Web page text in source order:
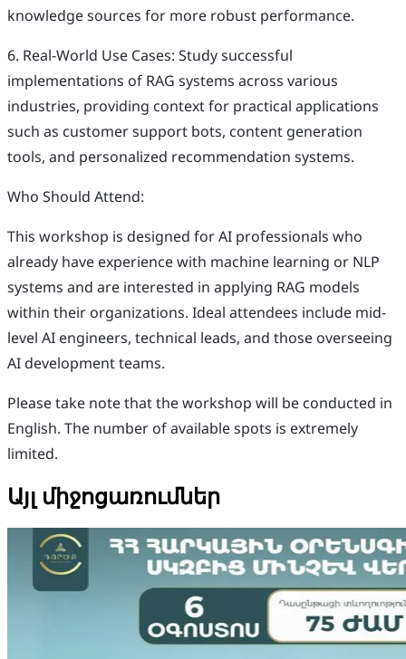
knowledge sources for more robust performance.
6. Real-World Use Cases: Study successful
implementations of RAG systems across various
industries, providing context for practical applications
such as customer support bots, content generation
tools, and personalized recommendation systems.
Who Should Attend:
This workshop is designed for AI professionals who
already have experience with machine learning or NLP
systems and are interested in applying RAG models
within their organizations. Ideal attendees include mid-
level AI engineers, technical leads, and those overseeing
AI development teams.
Please take note that the workshop will be conducted in
English. The number of available spots is extremely
limited.
Այլ միջոցառումներ